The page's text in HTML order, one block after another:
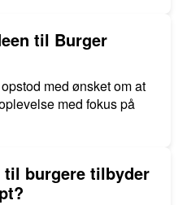
til Burger
med ønsket om at
med fokus på
burgere tilbyder